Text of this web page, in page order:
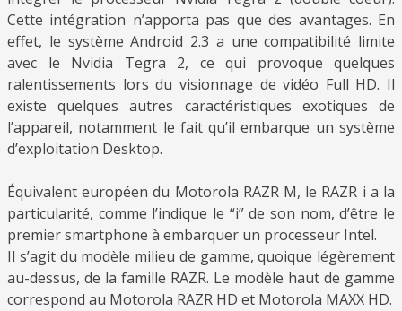
Cette intégration n’apporta pas que des avantages. En
effet, le système Android 2.3 a une compatibilité limite
avec le Nvidia Tegra 2, ce qui provoque quelques
ralentissements lors du visionnage de vidéo Full HD. Il
existe quelques autres caractéristiques exotiques de
l’appareil, notamment le fait qu’il embarque un système
d’exploitation Desktop.
Équivalent européen du Motorola RAZR M, le RAZR i a la
particularité, comme l’indique le “i” de son nom, d’être le
premier smartphone à embarquer un processeur Intel.
Il s’agit du modèle milieu de gamme, quoique légèrement
au-dessus, de la famille RAZR. Le modèle haut de gamme
correspond au Motorola RAZR HD et Motorola MAXX HD.